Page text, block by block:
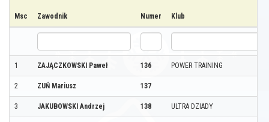
Msc Zawodnik Numer Klub
1 ZAJĄCZKOWSKI Paweł 136 POWER TRAINING
2 ZUŃ Mariusz 137
3 JAKUBOWSKI Andrzej 138 ULTRA DZIADY